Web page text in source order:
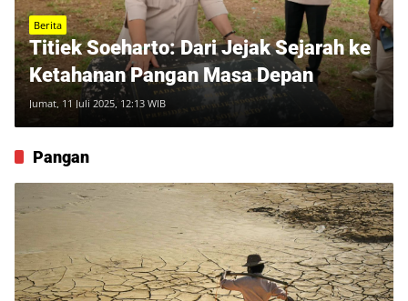
Berita
Titiek Soeharto: Dari Jejak Sejarah ke
Ketahanan Pangan Masa Depan
Jumat, 11 Juli 2025, 12:13 WIB
Pangan